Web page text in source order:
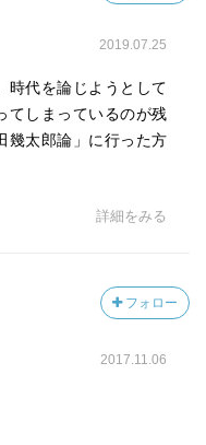
2019.07.25
時代を論じようとして
てしまっているのが残
幾太郎論」に行った方
詳細をみる
フォロー
2017.11.06